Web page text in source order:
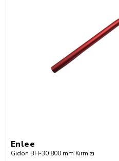
Enlee
Gidon BH-30 800 mm Kırmızı